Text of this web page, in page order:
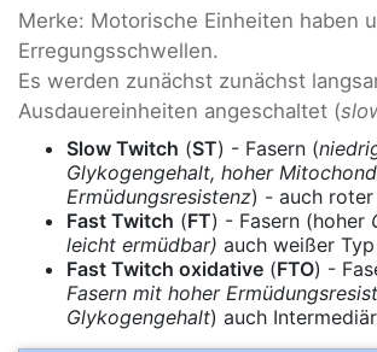
Merke: Motorische Einheiten haben
Erregungsschwellen.
Es werden zunächst zunächst
Ausdauereinheiten angeschaltet (
Slow Twitch (ST) - Fasern (
Glykogengehalt, hoher
Ermüdungsresistenz) - auch
Fast Twitch (FT) - Fasern (hoher
leicht ermüdbar) auch weißer
Fast Twitch oxidative (FTO) -
Fasern mit hoher
Glykogengehalt) auch